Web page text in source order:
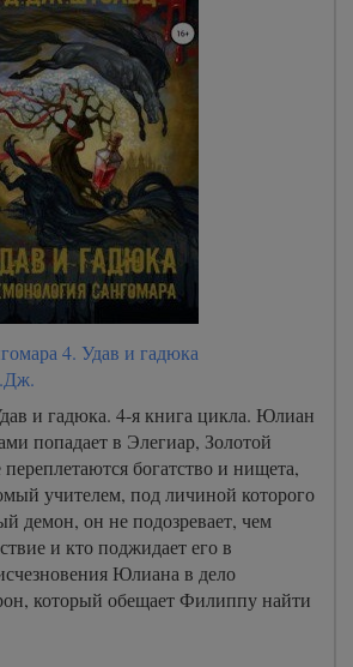
4. Удав и гадюка
и гадюка. 4-я книга цикла. Юлиан
попадает в Элегиар, Золотой
переплетаются богатство и нищета,
учителем, под личиной которого
демон, он не подозревает, чем
и кто поджидает его в
Юлиана в дело
который обещает Филиппу найти